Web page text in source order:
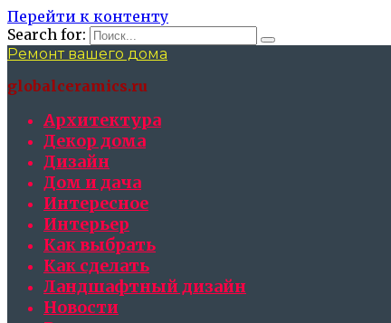
Перейти к контенту
Search for:
Ремонт вашего дома
globalceramics.ru
Архитектура
Декор дома
Дизайн
Дом и дача
Интересное
Интерьер
Как выбрать
Как сделать
Ландшафтный дизайн
Новости